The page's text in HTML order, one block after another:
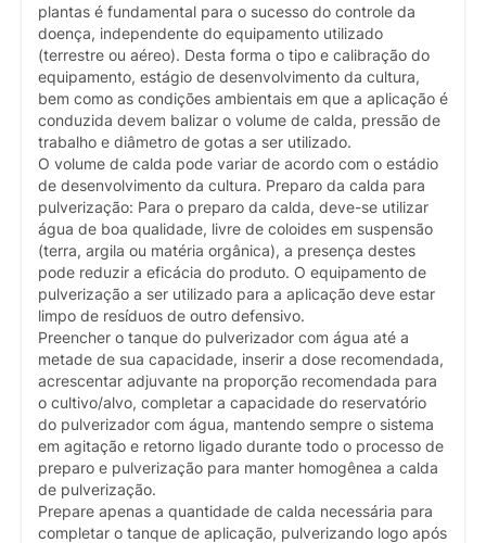
plantas é fundamental para o sucesso do controle da
doença, independente do equipamento utilizado
(terrestre ou aéreo). Desta forma o tipo e calibração do
equipamento, estágio de desenvolvimento da cultura,
bem como as condições ambientais em que a aplicação é
conduzida devem balizar o volume de calda, pressão de
trabalho e diâmetro de gotas a ser utilizado.
O volume de calda pode variar de acordo com o estádio
de desenvolvimento da cultura. Preparo da calda para
pulverização: Para o preparo da calda, deve-se utilizar
água de boa qualidade, livre de coloides em suspensão
(terra, argila ou matéria orgânica), a presença destes
pode reduzir a eficácia do produto. O equipamento de
pulverização a ser utilizado para a aplicação deve estar
limpo de resíduos de outro defensivo.
Preencher o tanque do pulverizador com água até a
metade de sua capacidade, inserir a dose recomendada,
acrescentar adjuvante na proporção recomendada para
o cultivo/alvo, completar a capacidade do reservatório
do pulverizador com água, mantendo sempre o sistema
em agitação e retorno ligado durante todo o processo de
preparo e pulverização para manter homogênea a calda
de pulverização.
Prepare apenas a quantidade de calda necessária para
completar o tanque de aplicação, pulverizando logo após